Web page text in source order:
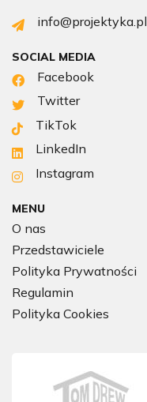
info@projektyka.pl
SOCIAL MEDIA
Facebook
Twitter
TikTok
LinkedIn
Instagram
MENU
O nas
Przedstawiciele
Polityka Prywatności
Regulamin
Polityka Cookies